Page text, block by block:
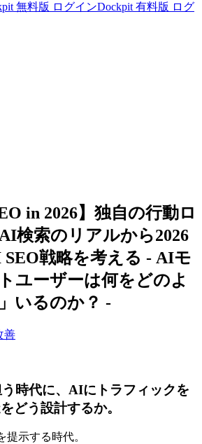
無料版 ログインDockpit 有料版 ログ
in 2026】独自の行動ロ
検索のリアルから2026
戦略を考える - AIモ
ユーザーは何をどのよ
いるのか？ -
善
時代に、AIにトラフィックを
どう設計するか。
示する時代。